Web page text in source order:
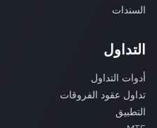
السندات
التداول
أدوات التداول
تداول عقود الفروقات
التطبيق